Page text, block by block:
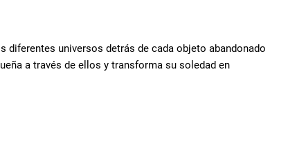
diferentes universos detrás de cada objeto abandonado
a través de ellos y transforma su soledad en